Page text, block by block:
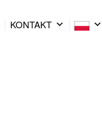
KONTAKT